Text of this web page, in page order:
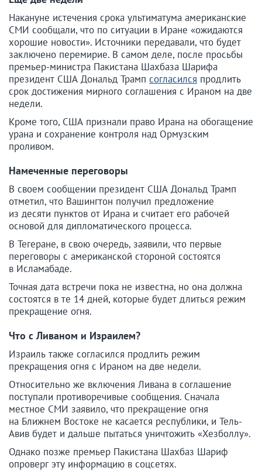
Накануне истечения срока ультиматума американские
СМИ сообщали, что по ситуации в Иране «ожидаются
хорошие новости». Источники передавали, что будет
заключено перемирие. В самом деле, после просьбы
премьер-министра Пакистана Шахбаза Шарифа
президент США Дональд Трамп согласился продлить
срок достижения мирного соглашения с Ираном на две
недели.
Кроме того, США признали право Ирана на обогащение
урана и сохранение контроля над Ормузским
проливом.
Намеченные переговоры
В своем сообщении президент США Дональд Трамп
отметил, что Вашингтон получил предложение
из десяти пунктов от Ирана и считает его рабочей
основой для дипломатического процесса.
В Тегеране, в свою очередь, заявили, что первые
переговоры с американской стороной состоятся
в Исламабаде.
Точная дата встречи пока не известна, но она должна
состоятся в те 14 дней, которые будет длиться режим
прекращение огня.
Что с Ливаном и Израилем?
Израиль также согласился продлить режим
прекращения огня c Ираном на две недели.
Относительно же включения Ливана в соглашение
поступали противоречивые сообщения. Сначала
местное СМИ заявило, что прекращение огня
на Ближнем Востоке не касается республики, и Тель-
Авив будет и дальше пытаться уничтожить «Хезболлу».
Однако позже премьер Пакистана Шахбаз Шариф
опроверг эту информацию в соцсетях.